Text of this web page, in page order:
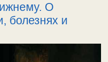
О
болезнях и